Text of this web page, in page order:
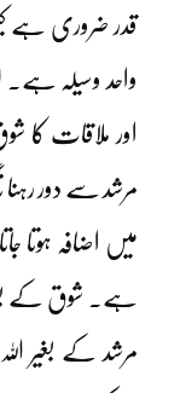
قدر ضروری ہے
واحد وسیلہ
اور ملاقات کا
مرشد سے دور
میں اضافہ ہوتا
ہے۔ شوق کے
مرشد کے بغیر